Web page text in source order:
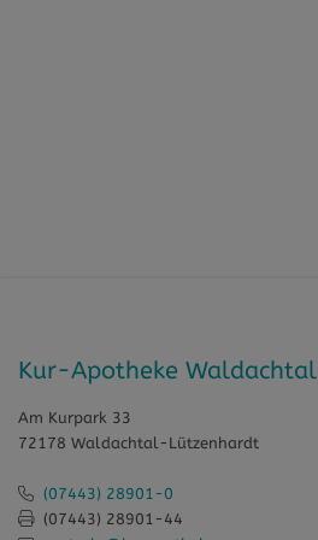
Kur-Apotheke Waldachtal
Am Kurpark 33
72178 Waldachtal-Lützenhardt
(07443) 28901-0
(07443) 28901-44